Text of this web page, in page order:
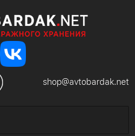
shop@avtobardak.net